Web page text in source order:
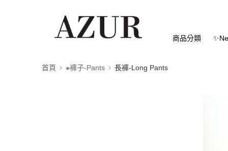
商品分類
首頁 ⁕褲子-Pants 長褲-Long Pants